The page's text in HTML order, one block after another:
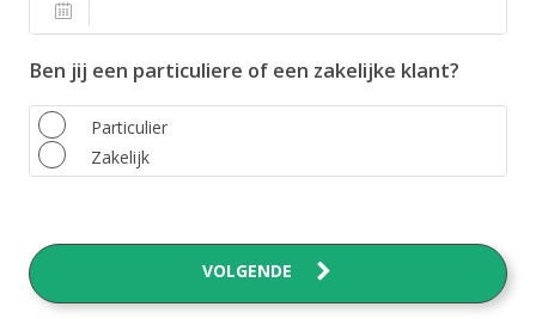
Ben jij een particuliere of een zakelijke klant?
Particulier
Zakelijk
VOLGENDE